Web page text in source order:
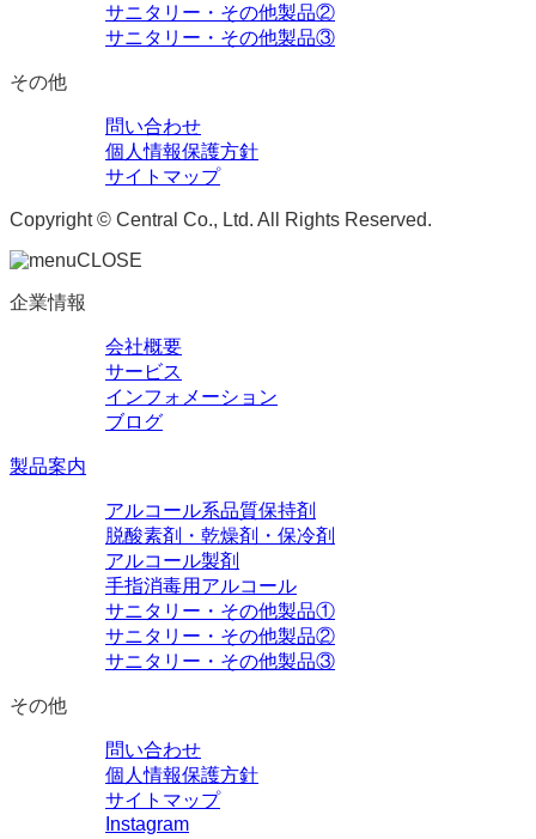
サニタリー・その他製品②
サニタリー・その他製品③
その他
問い合わせ
個人情報保護方針
サイトマップ
Copyright © Central Co., Ltd. All Rights Reserved.
CLOSE
企業情報
会社概要
サービス
インフォメーション
ブログ
製品案内
アルコール系品質保持剤
脱酸素剤・乾燥剤・保冷剤
アルコール製剤
手指消毒用アルコール
サニタリー・その他製品①
サニタリー・その他製品②
サニタリー・その他製品③
その他
問い合わせ
個人情報保護方針
サイトマップ
Instagram